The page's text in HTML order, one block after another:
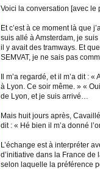
Voici la conversation [avec le
Et c’est à ce moment là que
suis allé à Amsterdam, je
il y avait des tramways. Et
SEMVAT, je ne sais pas
Il m’a regardé, et il m’a dit
à Lyon. Ce soir même. » «
de Lyon, et je suis arrivé…
Mais huit jours après,
dit : « Hé bien il m’a donné
L’échange est à interpréter
d’initiative dans la France de
selon laquelle la préférence